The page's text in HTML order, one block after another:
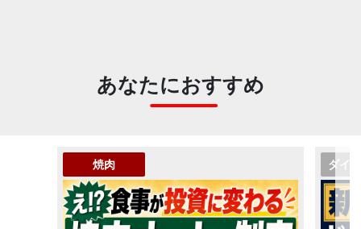
あなたにおすすめ
焼肉 ダイ